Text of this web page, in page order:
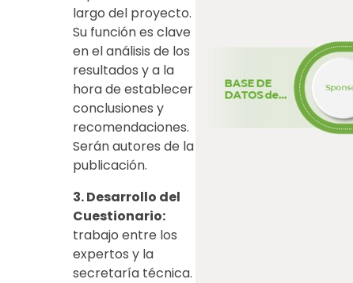
largo del proyecto.
Su función es clave
en el análisis de los
resultados y a la
hora de establecer
conclusiones y
recomendaciones.
Serán autores de la
publicación.
3. Desarrollo del
Cuestionario:
trabajo entre los
expertos y la
secretaría técnica.